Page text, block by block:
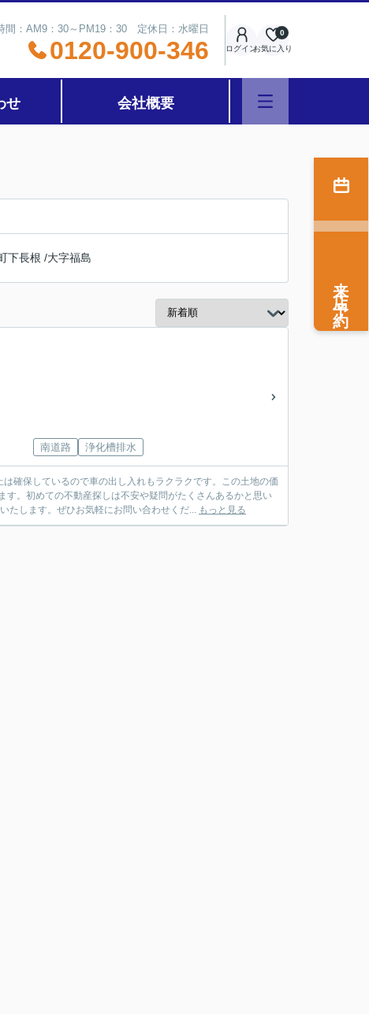
間：AM9：30～PM19：30 定休日：水曜日
0120-900-346 ログインお気に入り
0
せ 会社概要
下長根 /大字福島
南道路 浄化槽排水
確保しているので車の出し入れもラクラクです。この土地の価
。初めての不動産探しは不安や疑問がたくさんあるかと思い
たします。ぜひお気軽にお問い合わせくだ... もっと見る
来店予約